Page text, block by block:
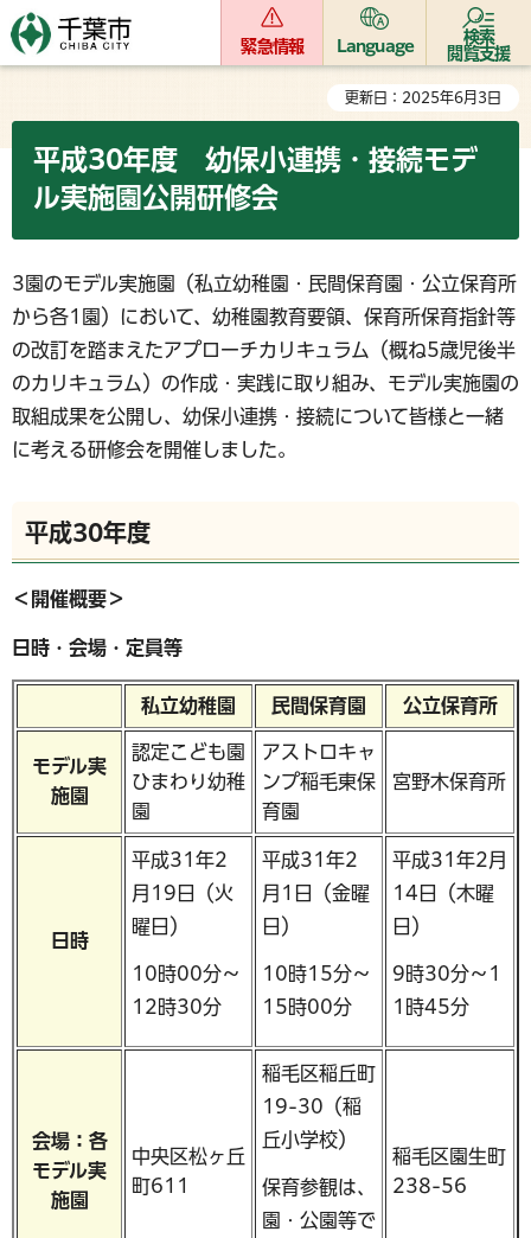
緊急情報 Language
検索
閲覧支援
更新日：2025年6月3日
平成30年度 幼保小連携・接続モデ
ル実施園公開研修会
3園のモデル実施園（私立幼稚園・民間保育園・公立保育所
から各1園）において、幼稚園教育要領、保育所保育指針等
の改訂を踏まえたアプローチカリキュラム（概ね5歳児後半
のカリキュラム）の作成・実践に取り組み、モデル実施園の
取組成果を公開し、幼保小連携・接続について皆様と一緒
に考える研修会を開催しました。
平成30年度
＜開催概要＞
日時・会場・定員等
私立幼稚園 民間保育園 公立保育所
モデル実
施園
認定こども園
ひまわり幼稚
園
アストロキャ
ンプ稲毛東保
育園
宮野木保育所
日時
平成31年2
月19日（火
曜日）
10時00分～
12時30分
平成31年2
月1日（金曜
日）
10時15分～
15時00分
平成31年2月
14日（木曜
日）
9時30分～1
1時45分
会場：各
モデル実
施園
中央区松ヶ丘
町611
稲毛区稲丘町
19-30（稲
丘小学校）
保育参観は、
園・公園等で
稲毛区園生町
238-56